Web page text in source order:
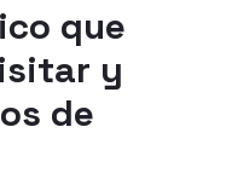
que
y
de